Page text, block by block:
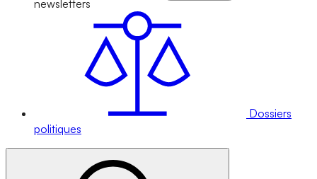
newsletters
Dossiers
politiques